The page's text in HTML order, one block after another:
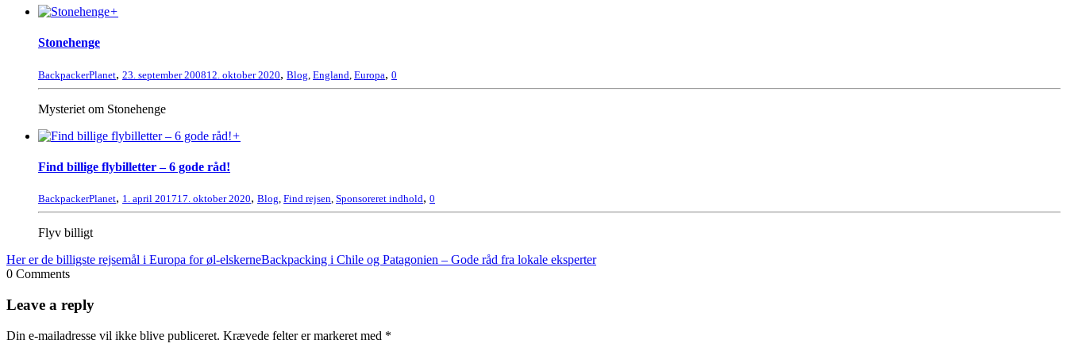
+
Stonehenge
BackpackerPlanet, 23. september 200812. oktober 2020, Blog England Europa, 0
Mysteriet om Stonehenge
+
Find billige flybilletter – 6 gode råd!
BackpackerPlanet, 1. april 201717. oktober 2020, Blog, Find rejsen, Sponsoreret indhold, 0
Flyv billigt
Her er de billigste rejsemål i Europa for øl-elskerneBackpacking i Chile og Patagonien – Gode råd fra lokale eksperter
0 Comments
Leave a reply
Din e-mailadresse vil ikke blive publiceret. Krævede felter er markeret med *